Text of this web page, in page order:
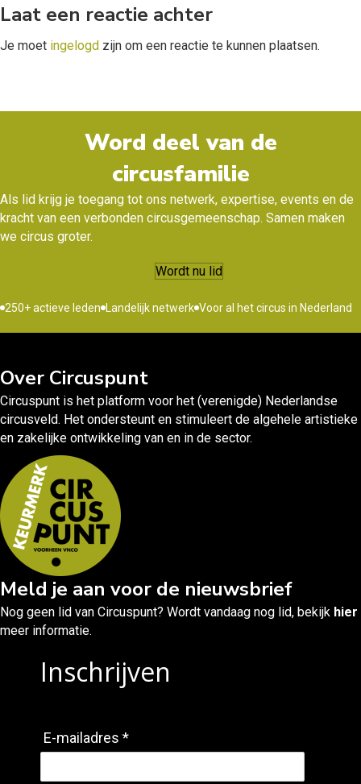
Laat een reactie achter
Je moet ingelogd zijn om een reactie te kunnen plaatsen.
Word deel van de
circusfamilie
Als lid krijg je toegang tot ons netwerk, expertise, events en de
kracht van een verbonden circusgemeenschap. Samen maken
we circus groter.
Wordt nu lid
250+ actieve leden Landelijk netwerk Voor al het circus in Nederland
Over Circuspunt
Circuspunt is het platform voor het (verenigde) Nederlandse
circusveld. Het ondersteunt en stimuleert de algehele artistieke
en zakelijke ontwikkeling van en in de sector.
Meld je aan voor de nieuwsbrief
Nog geen lid van Circuspunt? Wordt vandaag nog lid, bekijk hier
meer informatie.
Inschrijven
E-mailadres *